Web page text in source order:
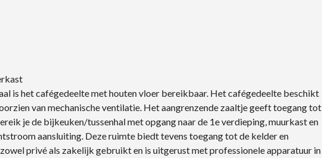
is het cafégedeelte met houten vloer bereikbaar. Het cafégedeelte beschikt
van mechanische ventilatie. Het aangrenzende zaaltje geeft toegang tot
je de bijkeuken/tussenhal met opgang naar de 1e verdieping, muurkast en
aansluiting. Deze ruimte biedt tevens toegang tot de kelder en
privé als zakelijk gebruikt en is uitgerust met professionele apparatuur in